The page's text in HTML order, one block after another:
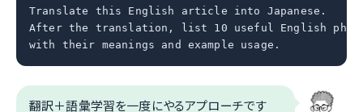
Translate this English article into Japanese.
After the translation, list 10 useful English
with their meanings and example usage.
翻訳＋語彙学習を一度にやるアプローチです